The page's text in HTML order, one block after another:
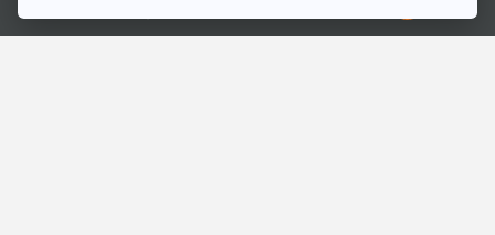
Ⓒ 2020 องค์การกระจายเสียงและแพร่ภาพสาธารณะแห่งประเทศไทย
ตอนที่เกี่ยวข้อง